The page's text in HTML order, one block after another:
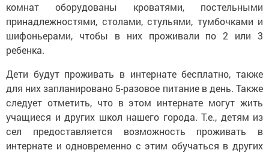
комнат оборудованы кроватями, постельными
принадлежностями, столами, стульями, тумбочками и
шифоньерами, чтобы в них проживали по 2 или 3
ребенка.
Дети будут проживать в интернате бесплатно, также
для них запланировано 5-разовое питание в день. Также
следует отметить, что в этом интернате могут жить
учащиеся и других школ нашего города. Т.е., детям из
сел предоставляется возможность проживать в
интернате и одновременно с этим обучаться в других